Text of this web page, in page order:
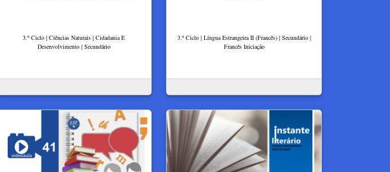
3.º Ciclo | Ciências Naturais | Cidadania E
Desenvolvimento | Secundário
3.º Ciclo | Língua Estrangeira II (Francês) | Secundário |
Francês Iniciação